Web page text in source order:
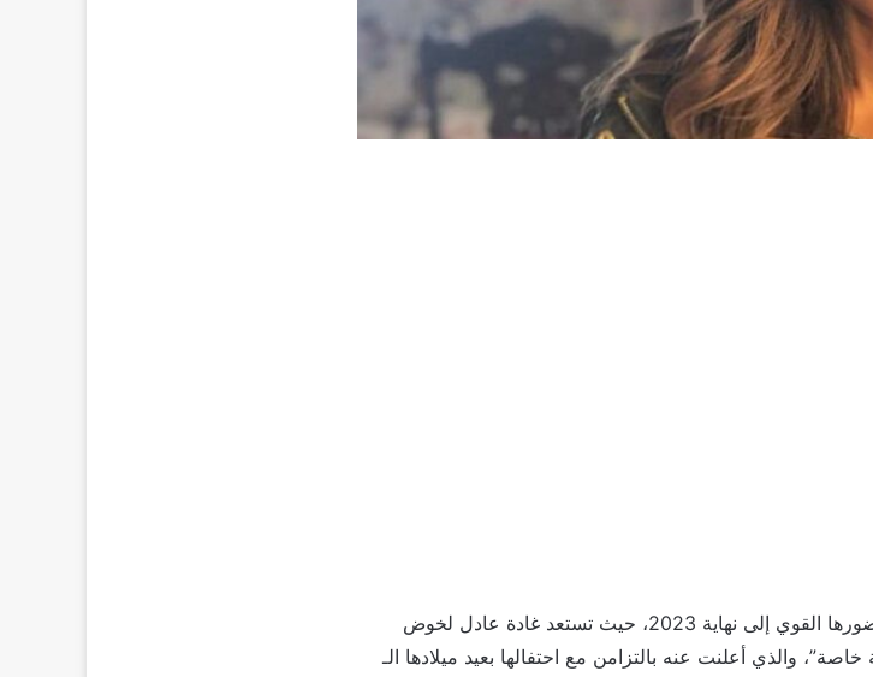
غادة عادل، النجمة المصرية، واصلت مفاجآتها وحضورها القوي إلى نهاية 2023، حيث تستعد غادة عادل لخوض
والذي أعلنت عنه بالتزامن مع احتفالها بعيد ميلادها الـ